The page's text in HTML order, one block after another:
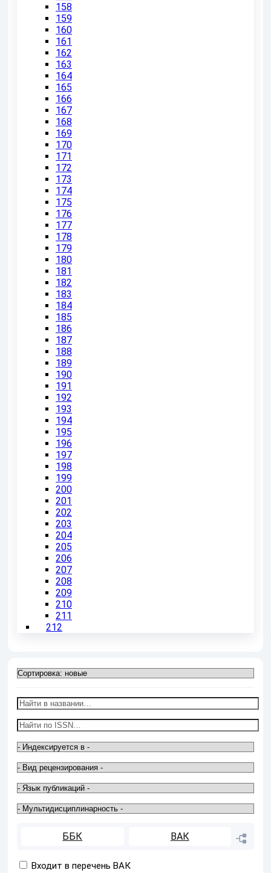
158
159
160
161
162
163
164
165
166
167
168
169
170
171
172
173
174
175
176
177
178
179
180
181
182
183
184
185
186
187
188
189
190
191
192
193
194
195
196
197
198
199
200
201
202
203
204
205
206
207
208
209
210
211
212
ББК ВАК
Входит в перечень ВАК